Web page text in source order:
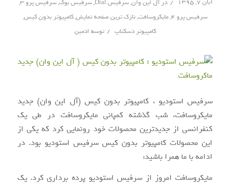
آبان ۷, ۱۳۹۵ درآل این وان,سرفیس Dial ,سرفیس بوک,سرفیس پرو 3 ,
سرفیس پرو ۴ ,مایکروسافت,نازک‌ ترین صفحه‌ نمایش,کامپیوتر بدون کیس,
کامپیوتر دسکتاپ / توسط ادمین
سرفیس استودیو ، کامپیوتر بدون کیس (آل این وان) جدید
مایکروسافت، شب گذشته کمپانی مایکروسافت در طی یک
کنفرانسی از جدیدترین محصولات خود رونمایی کرد که یکی از
این محصولات کامپیوتر بدون کیس سرفیس استودیو بود. در
ادامه با ما همرا باشید:
مایکروسافت امروز از سرفیس استودیو پرده ‌برداری کرد. یک